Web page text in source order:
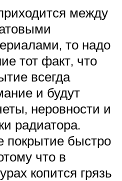
между
то надо
тот факт, что
всегда
и будут
неровности и
радиатора.
покрытие быстро
что в
копится грязь